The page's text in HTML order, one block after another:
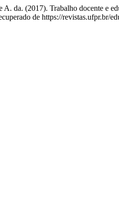
da. (2017). Trabalho docente e
de https://revistas.ufpr.br/